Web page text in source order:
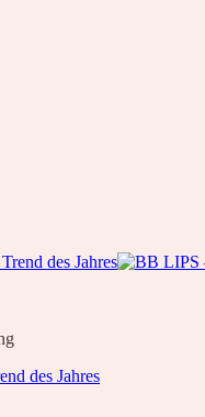
des Jahres